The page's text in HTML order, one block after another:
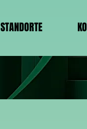
STANDORTE